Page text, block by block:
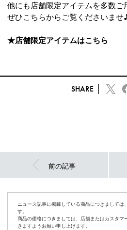
他にも店舗限定アイテムを多数ご
ぜひこちらからご覧くださいませ
★店舗限定アイテムはこちら
SHARE
前の記事
ニュース記事に掲載している商品につきましては
す。
商品の価格につきましては、店舗またはカスタマ
きますようお願い申し上げます。